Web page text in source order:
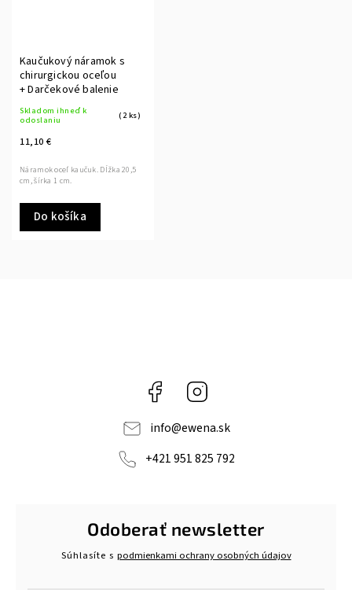
Kaučukový náramok s
chirurgickou oceľou
+ Darčekové balenie
Skladom ihneď k
odoslaniu
(2 ks)
11,10 €
Do košíka
Náramok oceľ kaučuk. Dĺžka 20,5
cm, šírka 1 cm.
Facebook
info@ewena.sk
+421 951 825 792
Odoberať newsletter
Súhlasíte s podmienkami ochrany osobných údajov